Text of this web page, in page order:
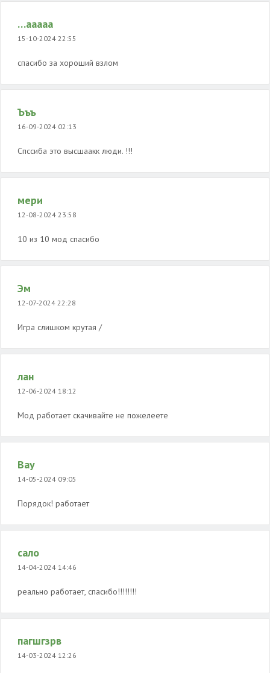
…ааааа
15-10-2024 22:55
спасибо за хороший взлом
Ъъъ
16-09-2024 02:13
Спссиба это высшаакк люди. !!!
мери
12-08-2024 23:58
10 из 10 мод спасибо
Эм
12-07-2024 22:28
Игра слишком крутая /
лан
12-06-2024 18:12
Mод работает скачивайте не пожелеете
Вау
14-05-2024 09:05
Порядок! работает
сало
14-04-2024 14:46
реально работает, спасибо!!!!!!!!
пагшгзрв
14-03-2024 12:26